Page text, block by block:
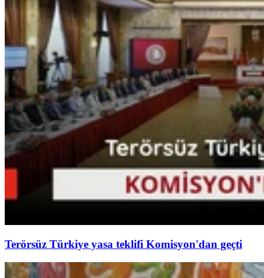
Terörsüz Türkiye yasa teklifi Komisyon'dan geçti